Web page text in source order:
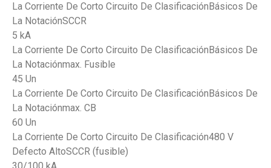
La Corriente De Corto Circuito De ClasificaciónBásicos De
La NotaciónSCCR
5 kA
La Corriente De Corto Circuito De ClasificaciónBásicos De
La Notaciónmax. Fusible
45 Un
La Corriente De Corto Circuito De ClasificaciónBásicos De
La Notaciónmax. CB
60 Un
La Corriente De Corto Circuito De Clasificación480 V
Defecto AltoSCCR (fusible)